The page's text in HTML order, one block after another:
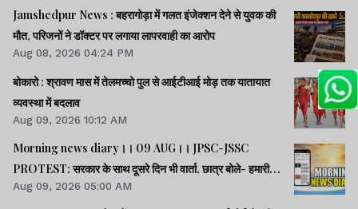
Jamshedpur News : बहरागोड़ा में गलत इंजेक्शन देने से युवक की
मौत, परिजनों ने डॉक्टर पर लगाया लापरवाही का आरोप
Aug 08, 2026 04:24 PM
बोकारो : श्रावण मास में तेलमच्चो पुल से आईटीआई मोड़ तक यातायात
व्यवस्था में बदलाव
Aug 09, 2026 10:12 AM
Morning news diary।। 09 AUG।। JPSC-JSSC
PROTEST: सरकार के साथ दूसरे दिन भी वार्ता, छात्र बोले- हमारी
बातें सुनी गईं।। छात्रों के समर्थन में उतरी भाजपा, 10 को विधानसभा
Aug 09, 2026 05:00 AM